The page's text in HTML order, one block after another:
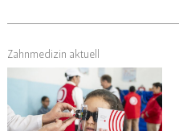
Zahnmedizin aktuell